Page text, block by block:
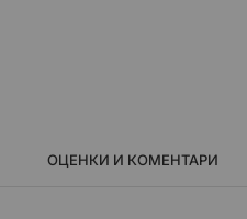
ОЦЕНКИ И КОМЕНТАРИ